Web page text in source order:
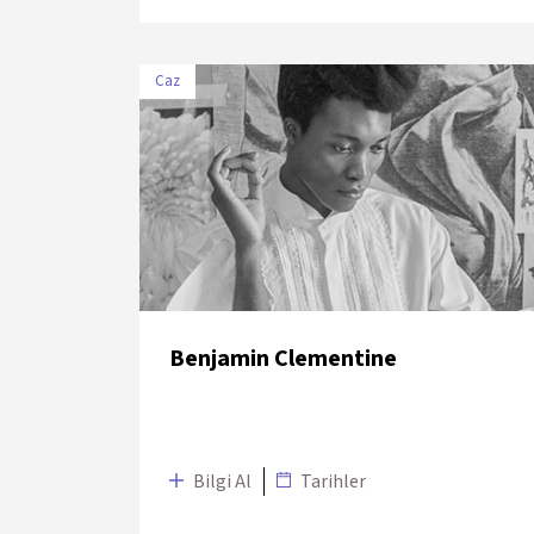
Caz
Benjamin Clementine
Bilgi Al Tarihler
TARİH MEKÂN
7 Temmuz
2018
Sakıp Sabancı Müzesi The
Seed